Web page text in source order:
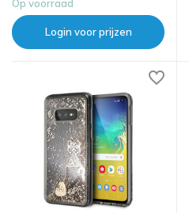
Op voorraad
Login voor prijzen